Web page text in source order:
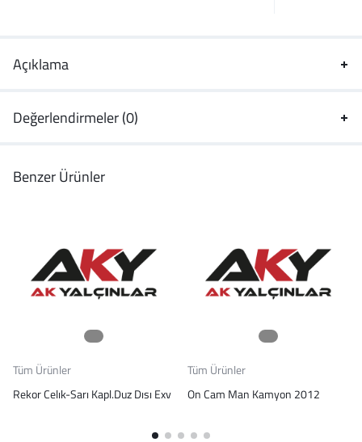
Açıklama
Değerlendirmeler (0)
Benzer Ürünler
Tüm Ürünler
Rekor Celık-Sarı Kapl.Duz Dısı Exv
Tüm Ürünler
On Cam Man Kamyon 2012